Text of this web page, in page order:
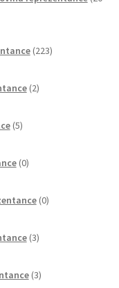
223izdelkov
2izdelka
5izdelkov
0izdelkov
0izdelkov
3izdelki
3izdelki